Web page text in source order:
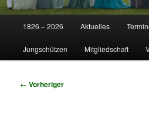
Zum
primären
Zum
sekundären
1826 – 2026 Aktuelles
Jungschützen Mitgliedschaft
Beitragsnavigation
← Vorheriger